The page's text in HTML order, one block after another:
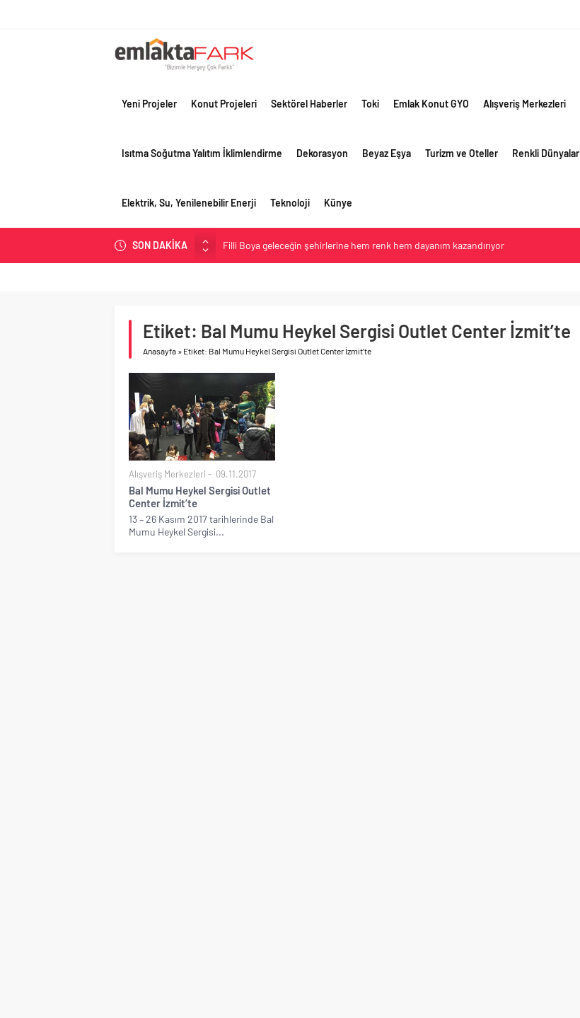
Yeni Projeler Konut Projeleri Sektörel Haberler Toki Emlak Konut GYO Alışveriş Merkezleri
Isıtma Soğutma Yalıtım İklimlendirme Dekorasyon Beyaz Eşya Turizm ve Oteller Renkli Dünyalar
Elektrik, Su, Yenilenebilir Enerji Teknoloji Künye
SON DAKİKA
Filli Boya geleceğin şehirlerine hem renk hem dayanım kazandırıyor
Tosyalı’nın döngüsel üretim vizyonuyla geliştirilen cüruf bazlı yüksek performanslı
asfalt şimdi de Kocaeli yollarında
Çimsa, yılın ilk yarısında satış gelirlerini 25,4 milyar TL olarak gerçekleştirdi
Etiket: Bal Mumu Heykel Sergisi Outlet Center İzmit’te
Anasayfa » Etiket: Bal Mumu Heykel Sergisi Outlet Center İzmit’te
Alışveriş Merkezleri 09.11.2017
Bal Mumu Heykel Sergisi Outlet
Center İzmit’te
13 – 26 Kasım 2017 tarihlerinde Bal
Mumu Heykel Sergisi...